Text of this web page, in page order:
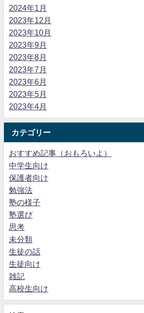
2024年1月
2023年12月
2023年10月
2023年9月
2023年8月
2023年7月
2023年6月
2023年5月
2023年4月
カテゴリー
おすすめ記事（おもろいよ）
中学生向け
保護者向け
勉強法
塾の様子
塾選び
思考
未分類
生徒の話
生徒向け
雑記
高校生向け